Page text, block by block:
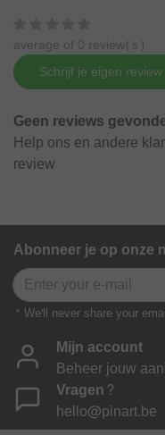
average of 0 review(s)
Schrijf je eigen review
Geen reviews
Help ons en andere
review
Abonneer je op onze
* We'll never share your
Mijn account
Beheer jouw
Vragen?
hello@pinart.be